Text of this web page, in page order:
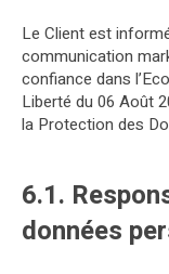
Le Client est
communication
confiance dans
Liberté du 06 Août
la Protection des
6.1.
données